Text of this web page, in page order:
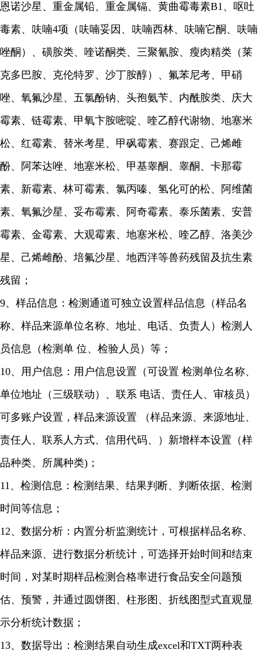
恩诺沙星、重金属铅、重金属镉、黄曲霉毒素B1、呕吐
毒素、呋喃4项（呋喃妥因、呋喃西林、呋喃它酮、呋喃
唑酮）、磺胺类、喹诺酮类、三聚氰胺、瘦肉精类（莱
克多巴胺、克伦特罗、沙丁胺醇）、氟苯尼考、甲硝
唑、氧氟沙星、五氯酚钠、头孢氨苄、内酰胺类、庆大
霉素、链霉素、甲氧卞胺嘧啶、喹乙醇代谢物、地塞米
松、红霉素、替米考星、甲砜霉素、赛跟定、己烯雌
酚、阿苯达唑、地塞米松、甲基睾酮、睾酮、卡那霉
素、新霉素、林可霉素、氯丙嗪、氢化可的松、阿维菌
素、氧氟沙星、妥布霉素、阿奇霉素、泰乐菌素、安普
霉素、金霉素、大观霉素、地塞米松、喹乙醇、洛美沙
星、己烯雌酚、培氟沙星、地西泮等兽药残留及抗生素
残留；
9、样品信息：检测通道可独立设置样品信息（样品名
称、样品来源单位名称、地址、电话、负责人）检测人
员信息（检测单 位、检验人员）等；
10、用户信息：用户信息设置（可设置 检测单位名称、
单位地址（三级联动）、联系 电话、责任人、审核员）
可多账户设置，样品来源设置 （样品来源、来源地址、
责任人、联系人方式、信用代码、）新增样本设置（样
品种类、所属种类)；
11、检测信息：检测结果、结果判断、判断依据、检测
时间等信息；
12、数据分析：内置分析监测统计，可根据样品名称、
样品来源、进行数据分析统计，可选择开始时间和结束
时间，对某时期样品检测合格率进行食品安全问题预
估、预警，并通过圆饼图、柱形图、折线图型式直观显
示分析统计数据；
13、数据导出：检测结果自动生成excel和TXT两种表